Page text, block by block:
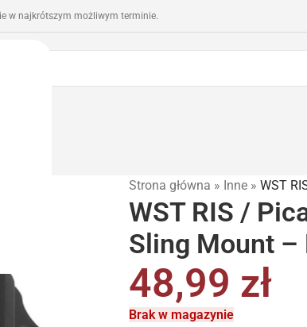
w najkrótszym możliwym terminie.
Strona główna » Inne » WST
WST RIS /
Sling Mount –
48,99 zł
Brak w magazynie